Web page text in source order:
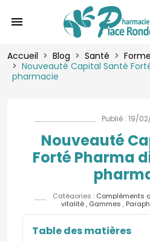
menu
Accueil Blog Santé
Nouveauté Capital Santé
pharmacie
Publié : 19/
Nouveauté
Forté Pharma
Catégories : Compléments
vitalité, Gammes ,
Table des matières